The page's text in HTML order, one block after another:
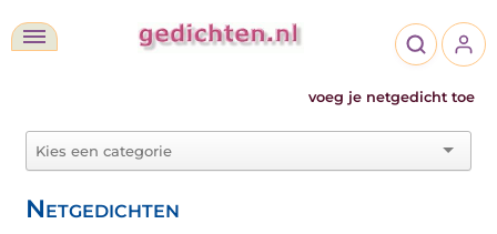
voeg je netgedicht toe
Netgedichten